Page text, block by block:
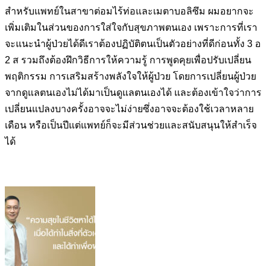
สำหรับแพทย์ในสาขาต่อมไร้ท่อและเมตาบอลิซึม ผมอยากจะ
เพิ่มเติมในส่วนของการใส่ใจกับสุขภาพตนเอง เพราะการที่เรา
จะแนะนำผู้ป่วยได้ดีเราต้องปฏิบัติตนเป็นตัวอย่างที่ดีก่อนทั้ง 3 อ
2 ส รวมถึงต้องฝึกวิธีการให้ความรู้ การพูดคุยเพื่อปรับเปลี่ยน
พฤติกรรม การเสริมสร้างพลังใจให้ผู้ป่วย โดยการเปลี่ยนผู้ป่วย
จากดูแลตนเองไม่ได้มาเป็นดูแลตนเองได้ และต้องเข้าใจว่าการ
เปลี่ยนแปลงบางครั้งอาจจะไม่ง่ายซึ่งอาจจะต้องใช้เวลาหลาย
เดือน หรือเป็นปีแต่แพทย์ก็จะมีส่วนช่วยและสนับสนุนให้สำเร็จ
ได้